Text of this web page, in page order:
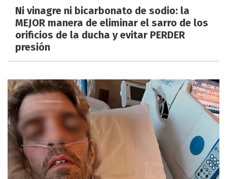
Ni vinagre ni bicarbonato de sodio: la
MEJOR manera de eliminar el sarro de los
orificios de la ducha y evitar PERDER
presión